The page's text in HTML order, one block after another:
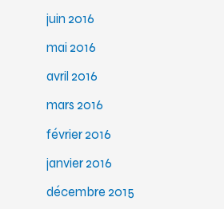
juin 2016
mai 2016
avril 2016
mars 2016
février 2016
janvier 2016
décembre 2015